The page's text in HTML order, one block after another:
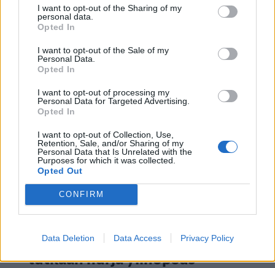
I want to opt-out of the Sharing of my
personal data.
Opted In
I want to opt-out of the Sale of my
Personal Data.
Opted In
I want to opt-out of processing my
Personal Data for Targeted Advertising.
Opted In
I want to opt-out of Collection, Use,
Retention, Sale, and/or Sharing of my
Personal Data that Is Unrelated with the
Purposes for which it was collected.
Opted Out
CONFIRM
Data Deletion Data Access Privacy Policy
Kela voi leikata tukia
ulkomaanmatkan vuoksi
4
UUTISET
Moottoripyöräilijä pakeni poliisia
– tutkaan hurja ylinopeus